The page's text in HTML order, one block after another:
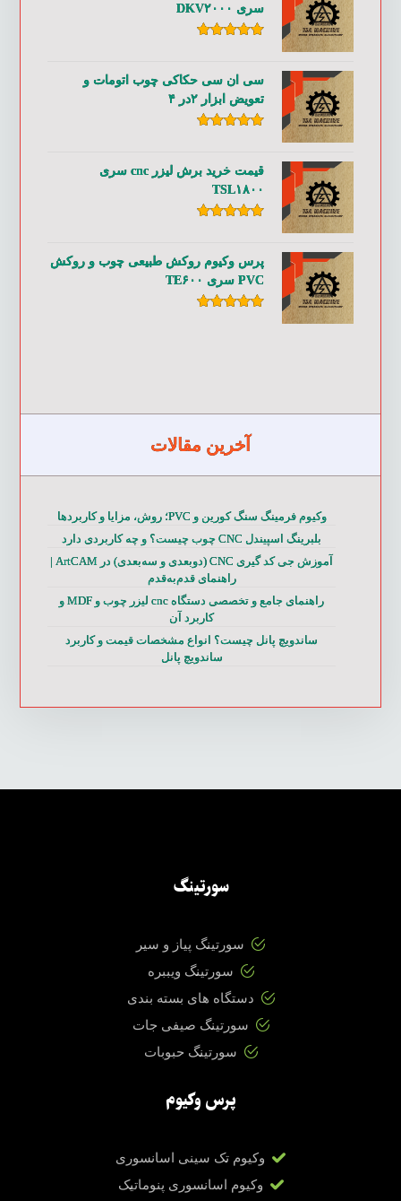
سری DKV۲۰۰۰
سی ان سی حکاکی چوب اتومات و
تعویض ابزار ۲در ۴
قیمت خرید برش لیزر cnc سری
TSL۱۸۰۰
پرس وکیوم روکش طبیعی چوب و روکش
PVC سری TE۶۰۰
آخرین مقالات
وکیوم فرمینگ سنگ کورین و PVC؛ روش، مزایا و کاربردها
بلبرینگ اسپیندل CNC چوب چیست؟ و چه کاربردی دارد
آموزش جی کد گیری CNC (دوبعدی و سه‌بعدی) در ArtCAM |
راهنمای قدم‌به‌قدم
راهنمای جامع و تخصصی دستگاه cnc لیزر چوب و MDF و
کاربرد آن
ساندویچ پانل چیست؟ انواع مشخصات قیمت و کاربرد
ساندویچ پانل
سورتینگ
سورتینگ پیاز و سیر
سورتینگ ویببره
دستگاه های بسته بندی
سورتینگ صیفی جات
سورتینگ حبوبات
پرس وکیوم
وکیوم تک سینی اسانسوری
وکیوم اسانسوری پنوماتیک